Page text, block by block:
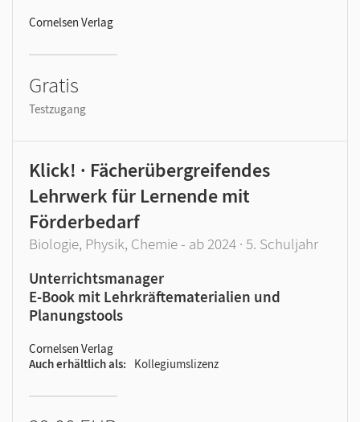
Cornelsen Verlag
Gratis
Testzugang
Klick! · Fächerübergreifendes
Lehrwerk für Lernende mit
Förderbedarf
Biologie, Physik, Chemie - ab 2024 · 5. Schuljahr
Unterrichtsmanager
E-Book mit Lehrkräftematerialien und
Planungstools
Cornelsen Verlag
Auch erhältlich als
Kollegiumslizenz